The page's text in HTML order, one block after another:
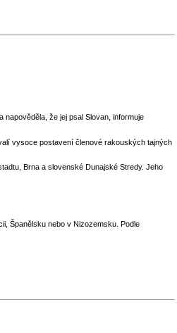
že jej psal Slovan, informuje
vysoce postavení členové rakouských tajných
Brna a slovenské Dunajské Stredy. Jeho
Španělsku nebo v Nizozemsku. Podle